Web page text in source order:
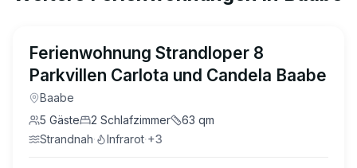
Ferienwohnung Strandloper 8
Parkvillen Carlota und Candela Baabe
Baabe
5 Gäste 2 Schlafzimmer 63 qm
Strandnah· Infrarot·+3